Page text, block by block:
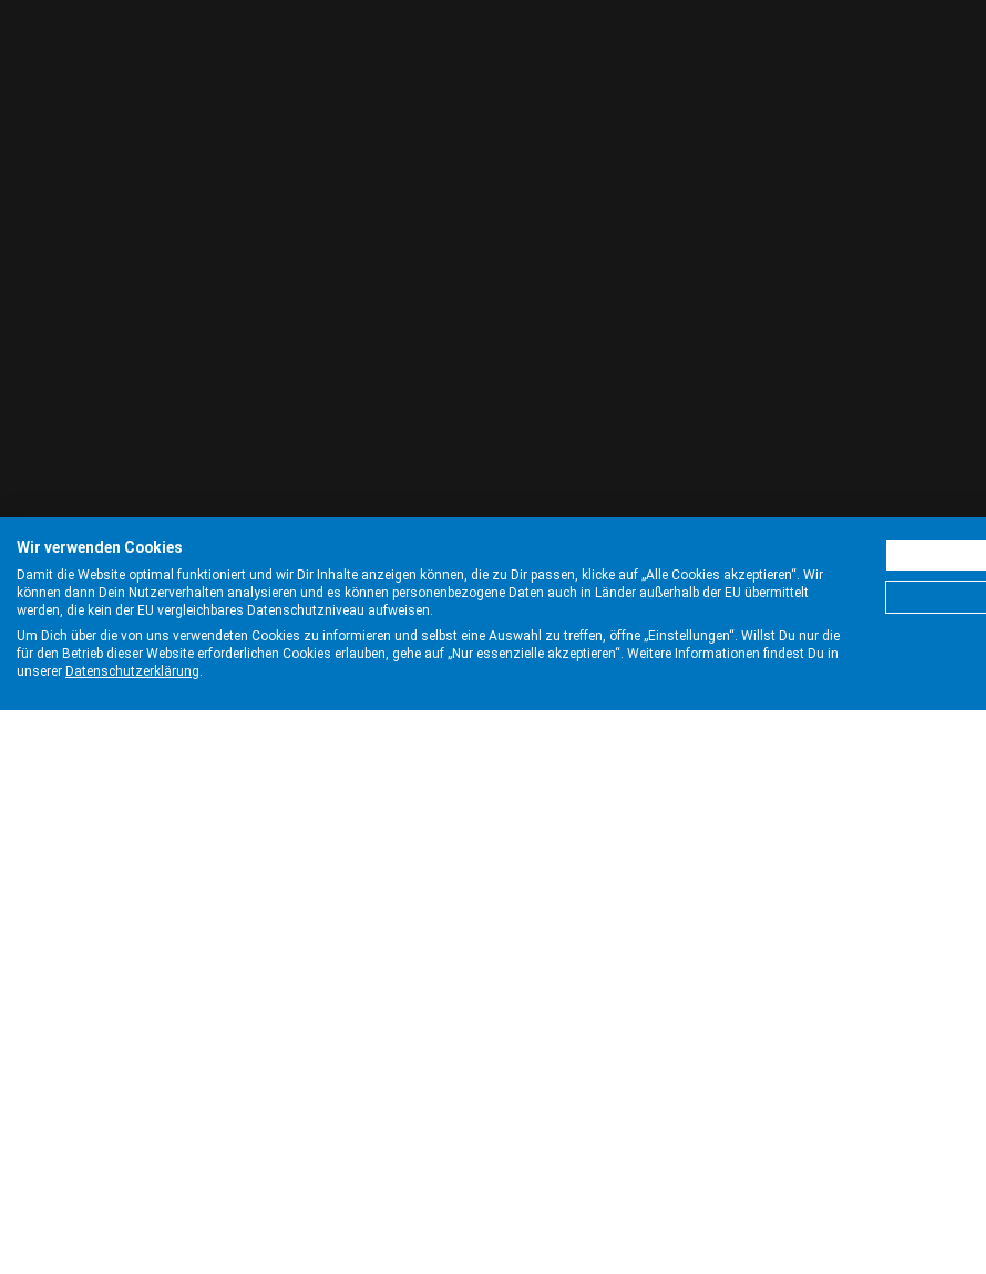
Wir verwenden Cookies
Damit die Website optimal funktioniert und wir Dir Inhalte anzeigen können, die zu Dir passen, klicke auf „Alle Cookies akzeptieren“. Wir
können dann Dein Nutzerverhalten analysieren und es können personenbezogene Daten auch in Länder außerhalb der EU übermittelt
werden, die kein der EU vergleichbares Datenschutzniveau aufweisen.
Um Dich über die von uns verwendeten Cookies zu informieren und selbst eine Auswahl zu treffen, öffne „Einstellungen“. Willst Du nur die
für den Betrieb dieser Website erforderlichen Cookies erlauben, gehe auf „Nur essenzielle akzeptieren“. Weitere Informationen findest Du in
unserer Datenschutzerklärung.